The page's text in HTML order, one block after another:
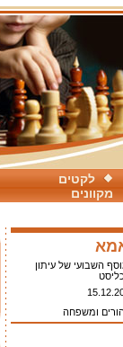
לקטים
מקוונים
השבועי של עיתון
ומשפחה